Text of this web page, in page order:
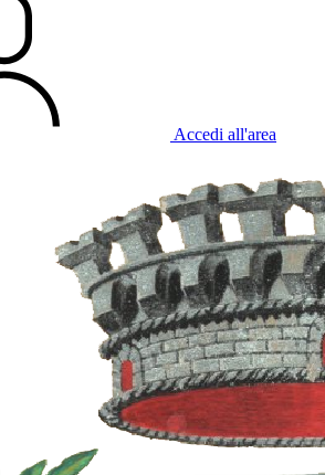
Accedi all'area